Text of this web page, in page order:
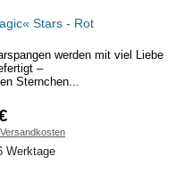
Stars - Rot
werden mit viel Liebe
–
Sternchen...
Versandkosten
Werktage